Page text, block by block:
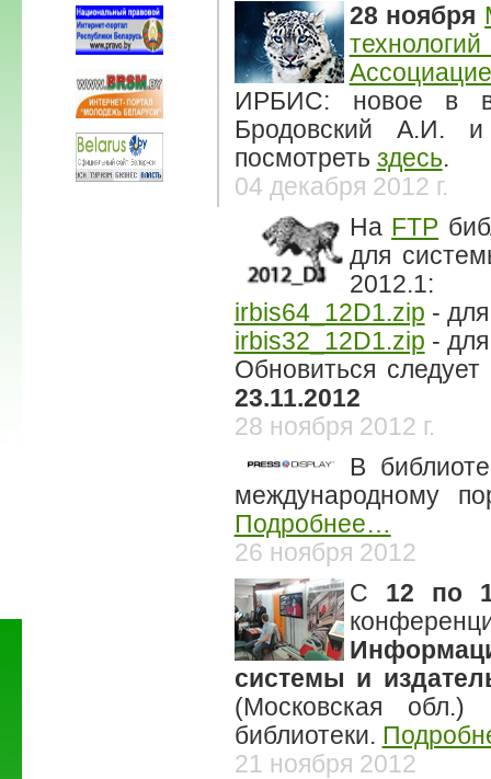
28 ноября
ИРБИС: новое в
Бродовский А.И.
посмотреть здесь.
04 декабря 2012 г.
На FTP
для
2012.1:
irbis64_12D1.zip -
irbis32_12D1.zip -
Обновиться
23.11.2012
28 ноября 2012 г.
В
международному
Подробнее…
26 ноября 2012
C 12 по
системы и
(Московская обл.)
библиотеки.
21 ноября 2012